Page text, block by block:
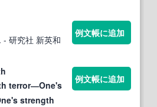
- 研究社 新英和
例文帳に追加
terror―One's
strength
例文帳に追加